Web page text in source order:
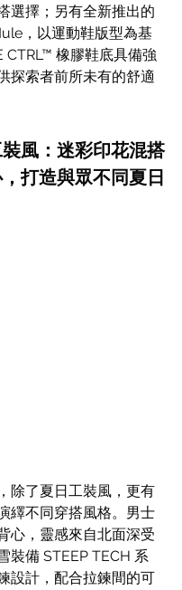
選擇；另有全新推出的
，以運動鞋版型為基
CTRL™ 橡膠鞋底具備強
探索者前所未有的舒適
風：迷彩印花混搭
打造與眾不同夏日
除了夏日工裝風，更有
繹不同穿搭風格。男士
心，靈感來自北面深受
裝備 STEEP TECH 系
設計，配合拉鍊間的可